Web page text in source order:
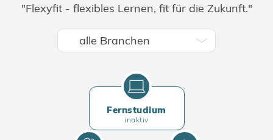
"Flexyfit - flexibles Lernen, fit für die Zukunft."
Fernstudium
inaktiv